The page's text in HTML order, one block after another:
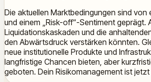
Die aktuellen Marktbedingungen sind von
und einem „Risk-off“-Sentiment geprägt.
Liquidationskaskaden und die
den Abwärtsdruck verstärken könnten.
neue institutionelle Produkte und
langfristige Chancen bieten, aber
geboten. Dein Risikomanagement ist